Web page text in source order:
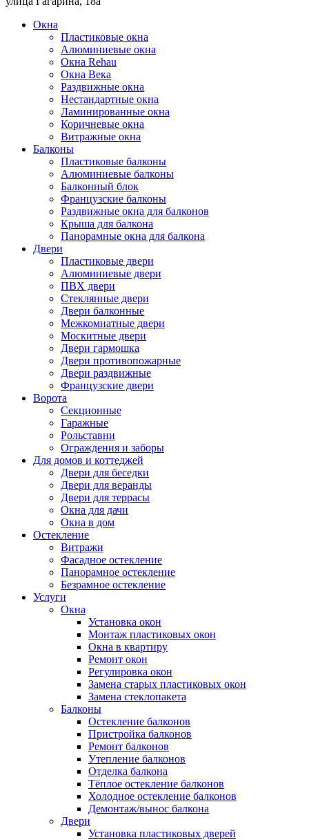
Окна
Пластиковые окна
Алюминиевые окна
Окна Rehau
Окна Века
Раздвижные окна
Нестандартные окна
Ламинированные окна
Коричневые окна
Витражные окна
Балконы
Пластиковые балконы
Алюминиевые балконы
Балконный блок
Французские балконы
Раздвижные окна для балконов
Крыша для балкона
Панорамные окна для балкона
Двери
Пластиковые двери
Алюминиевые двери
ПВХ двери
Стеклянные двери
Двери балконные
Межкомнатные двери
Москитные двери
Двери гармошка
Двери противопожарные
Двери раздвижные
Французские двери
Ворота
Секционные
Гаражные
Рольставни
Ограждения и заборы
Для домов и коттеджей
Двери для беседки
Двери для веранды
Двери для террасы
Окна для дачи
Окна в дом
Остекление
Витражи
Фасадное остекление
Панорамное остекление
Безрамное остекление
Услуги
Окна
Установка окон
Монтаж пластиковых окон
Окна в квартиру
Ремонт окон
Регулировка окон
Замена старых пластиковых окон
Замена стеклопакета
Балконы
Остекление балконов
Пристройка балконов
Ремонт балконов
Утепление балконов
Отделка балкона
Тёплое остекление балконов
Холодное остекление балконов
Демонтаж/вынос балкона
Двери
Установка пластиковых дверей